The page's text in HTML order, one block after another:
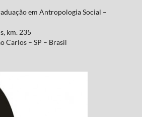
em Antropologia Social –
km. 235
Carlos – SP – Brasil